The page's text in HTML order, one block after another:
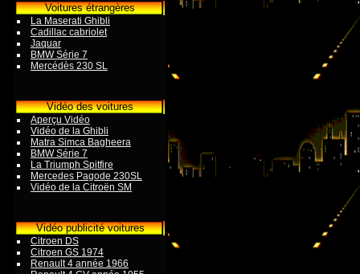
Voitures étrangères
La Maserati Ghibli
Cadillac cabriolet
Jaquar
BMW Série 7
Mercédès 230 SL
Vidéo des voitures
Aperçu Vidéo
Vidéo de la Ghibli
Matra Simca Bagheera
BMW Série 7
La Triumph Spitfire
Mercedes Pagode 230SL
Vidéo de la Citroën SM
Vidéo publicité voitures
Citroen DS
Citroen GS 1974
Renault 4 année 1966